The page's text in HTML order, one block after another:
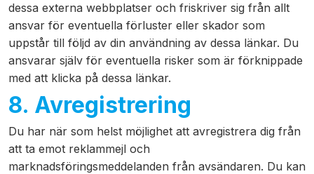
dessa externa webbplatser och friskriver sig från allt
ansvar för eventuella förluster eller skador som
uppstår till följd av din användning av dessa länkar. Du
ansvarar själv för eventuella risker som är förknippade
med att klicka på dessa länkar.
8. Avregistrering
Du har när som helst möjlighet att avregistrera dig från
att ta emot reklammejl och
marknadsföringsmeddelanden från avsändaren. Du kan